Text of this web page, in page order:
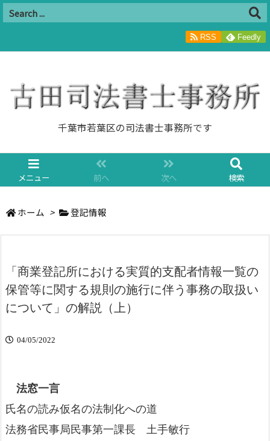
千葉市若葉区の司法書士事務所です
メニュー 前へ 次へ 検索
RSS Feedly
ホーム > 登記情報
「商業登記所における実質的支配者情報一覧の
保管等に関する規則の施行に伴う事務の取扱い
について」の解説（上）
04/05/2022
法窓一言
氏名の読み仮名の法制化への道
法務省民事局民事第一課長 土手敏行